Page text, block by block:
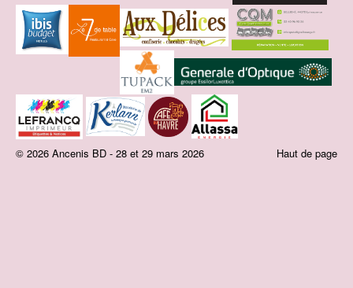
Haut de page
© 2026 Ancenis BD - 28 et 29 mars 2026